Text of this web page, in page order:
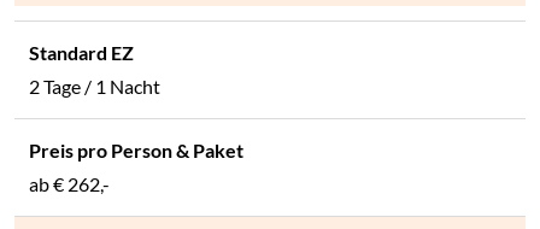
2 Tage / 1 Nacht
ab€ 262,-